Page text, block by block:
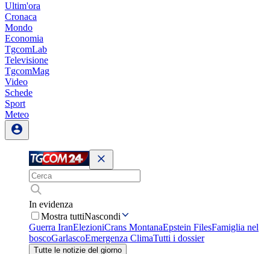
Ultim'ora
Cronaca
Mondo
Economia
TgcomLab
Televisione
TgcomMag
Video
Schede
Sport
Meteo
In evidenza
Mostra tuttiNascondi
Guerra IranElezioniCrans MontanaEpstein FilesFamiglia nel
boscoGarlascoEmergenza ClimaTutti i dossier
Tutte le notizie del giorno